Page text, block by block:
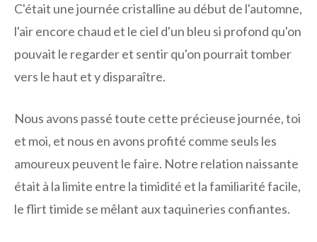
C'était une journée cristalline au début de l'automne,
l'air encore chaud et le ciel d'un bleu si profond qu'on
pouvait le regarder et sentir qu'on pourrait tomber
vers le haut et y disparaître.
Nous avons passé toute cette précieuse journée, toi
et moi, et nous en avons profité comme seuls les
amoureux peuvent le faire. Notre relation naissante
était à la limite entre la timidité et la familiarité facile,
le flirt timide se mêlant aux taquineries confiantes.